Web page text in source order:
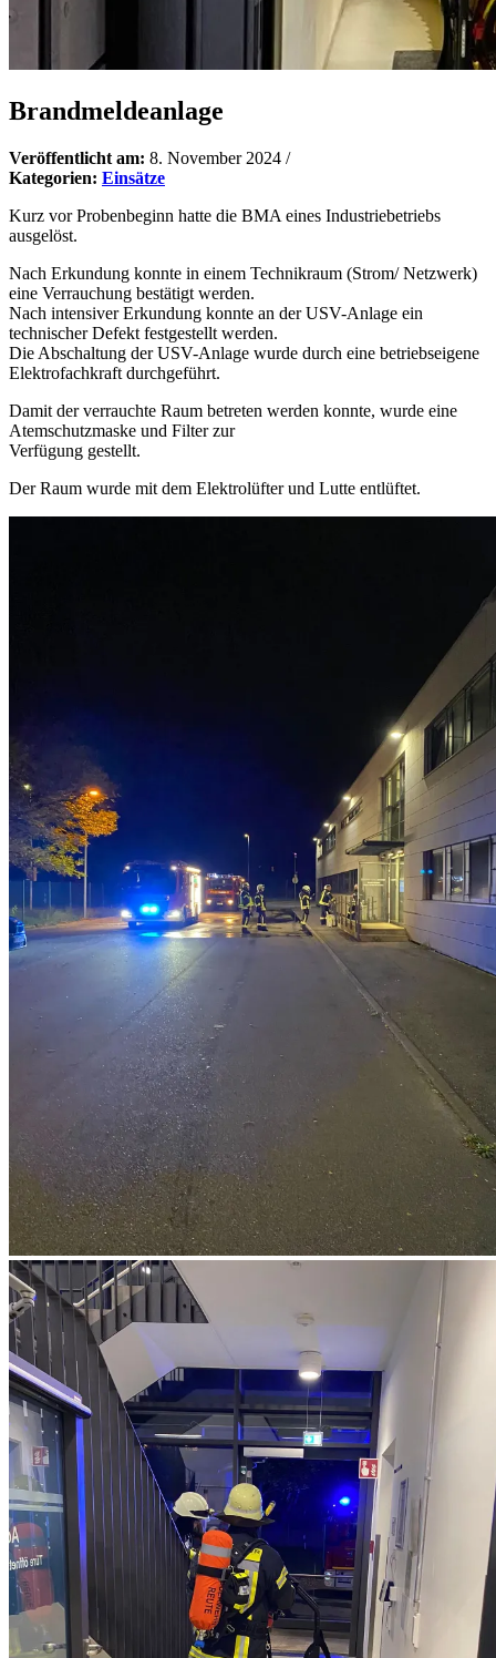
Brandmeldeanlage
Veröffentlicht am: 8. November 2024 /
Kategorien: Einsätze
Kurz vor Probenbeginn hatte die BMA eines Industriebetriebs
ausgelöst.
Nach Erkundung konnte in einem Technikraum (Strom/ Netzwerk)
eine Verrauchung bestätigt werden.
Nach intensiver Erkundung konnte an der USV-Anlage ein
technischer Defekt festgestellt werden.
Die Abschaltung der USV-Anlage wurde durch eine betriebseigene
Elektrofachkraft durchgeführt.
Damit der verrauchte Raum betreten werden konnte, wurde eine
Atemschutzmaske und Filter zur
Verfügung gestellt.
Der Raum wurde mit dem Elektrolüfter und Lutte entlüftet.